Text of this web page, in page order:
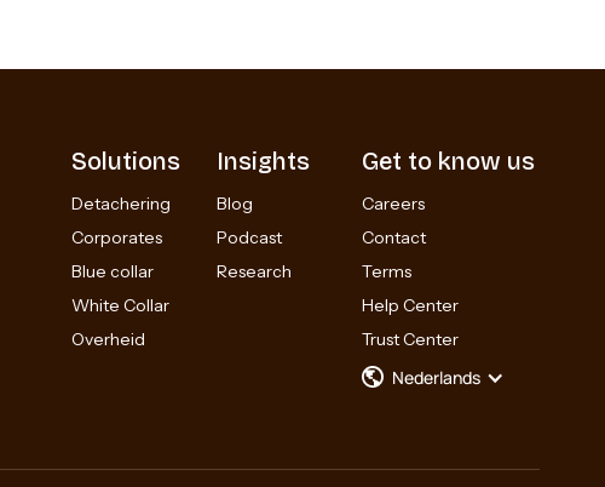
Solutions
Detachering
Corporates
Blue collar
White Collar
Overheid
Insights
Blog
Podcast
Research
Get to know us
Careers
Contact
Terms
Help Center
Trust Center
Nederlands